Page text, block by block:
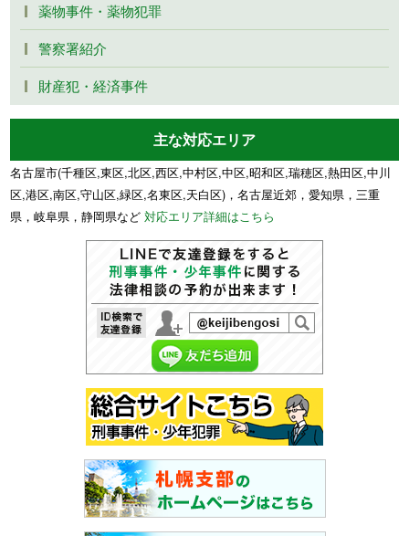
薬物事件・薬物犯罪
警察署紹介
財産犯・経済事件
主な対応エリア
名古屋市(千種区,東区,北区,西区,中村区,中区,昭和区,瑞穂区,熱田区,中川
区,港区,南区,守山区,緑区,名東区,天白区)，名古屋近郊，愛知県，三重
県，岐阜県，静岡県など対応エリア詳細はこちら